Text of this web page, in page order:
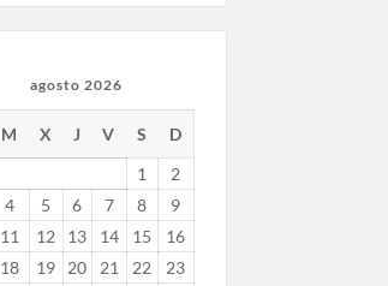
agosto 2026
M X J V S
D
1
2
4 5 6 7 8
9
11 12 13 14 15
16
18 19 20 21 22
23